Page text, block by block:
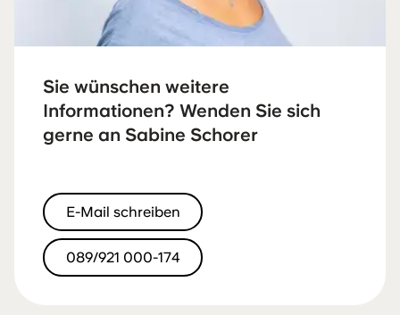
Sie wünschen weitere
Informationen? Wenden Sie sich
gerne an Sabine Schorer
E-Mail schreiben
089/921 000-174